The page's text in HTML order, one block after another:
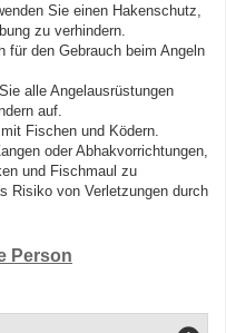
Sie einen Hakenschutz,
zu verhindern.
für den Gebrauch beim Angeln
alle Angelausrüstungen
auf.
Fischen und Ködern.
oder Abhakvorrichtungen,
und Fischmaul zu
Risiko von Verletzungen durch
Person